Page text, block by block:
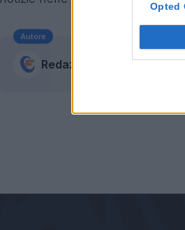
Opted
Autore
Redazione Fantacalcio.it